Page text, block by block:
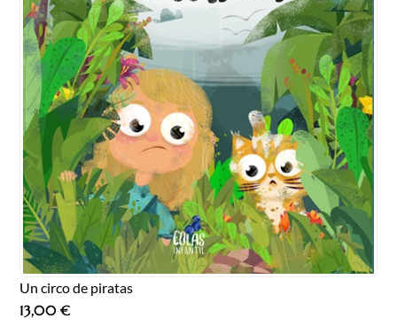
Un circo de piratas
13,00€